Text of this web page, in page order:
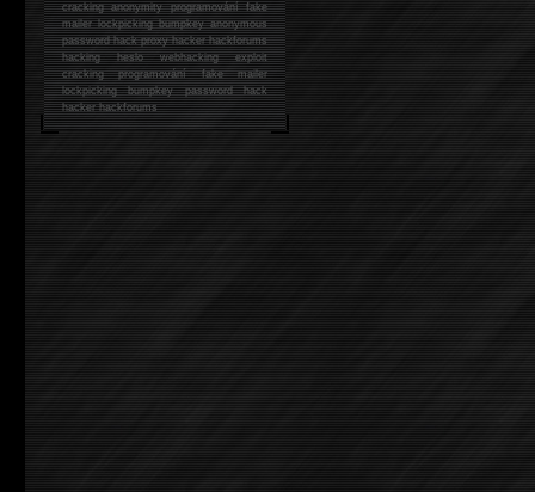
cracking anonymity programování fake
mailer lockpicking bumpkey anonymous
password hack proxy hacker hackforums
hacking heslo webhacking exploit
cracking programování fake mailer
lockpicking bumpkey password hack
hackerhackforums